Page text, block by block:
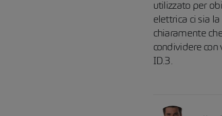
utilizzato per
elettrica ci sia
chiaramente
condividere
ID.3.